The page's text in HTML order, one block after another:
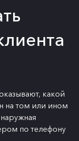
какой
на том или ином
по телефону